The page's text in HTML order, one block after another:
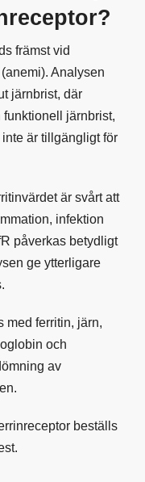
främst vid
Analysen
järnbrist, där
funktionell järnbrist,
är tillgängligt för
är svårt att
infektion
påverkas betydligt
ge ytterligare
medferritin, järn,
och
av
beställs
.